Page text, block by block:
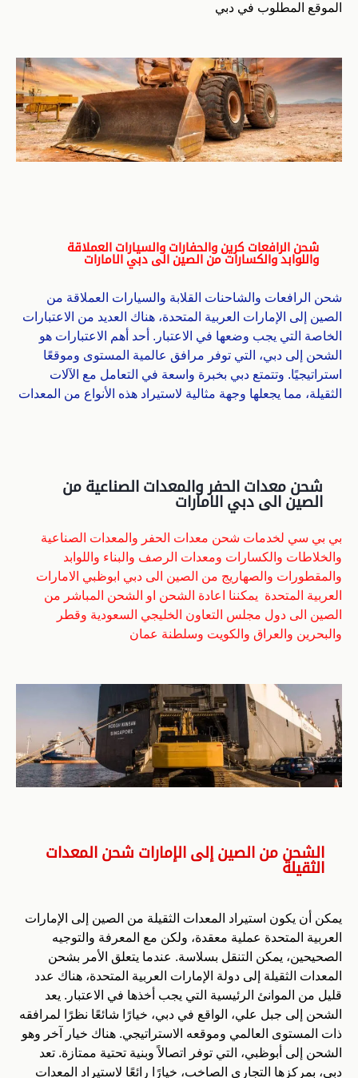
الموقع المطلوب في دبي
شحن الرافعات كرين والحفارات والسيارات العملاقة
واللوابد والكسارات من الصين الى دبي الامارات
شحن الرافعات والشاحنات القلابة والسيارات العملاقة من
الصين إلى الإمارات العربية المتحدة، هناك العديد من الاعتبارات
الخاصة التي يجب وضعها في الاعتبار. أحد أهم الاعتبارات هو
الشحن إلى دبي، التي توفر مرافق عالمية المستوى وموقعًا
استراتيجيًا. وتتمتع دبي بخبرة واسعة في التعامل مع الآلات
الثقيلة، مما يجعلها وجهة مثالية لاستيراد هذه الأنواع من المعدات
شحن معدات الحفر والمعدات الصناعية من
الصين الى دبي الامارات
بي بي سي لخدمات شحن معدات الحفر والمعدات الصناعية
والخلاطات والكسارات ومعدات الرصف والبناء واللوابد
والمقطورات والصهاريج من الصين الى دبي ابوظبي الامارات
العربية المتحدة يمكننا اعادة الشحن او الشحن المباشر من
الصين الى دول مجلس التعاون الخليجي السعودية وقطر
والبحرين والعراق والكويت وسلطنة عمان
الشحن من الصين إلى الإمارات شحن المعدات
الثقيلة
يمكن أن يكون استيراد المعدات الثقيلة من الصين إلى الإمارات
العربية المتحدة عملية معقدة، ولكن مع المعرفة والتوجيه
الصحيحين، يمكن التنقل بسلاسة. عندما يتعلق الأمر بشحن
المعدات الثقيلة إلى دولة الإمارات العربية المتحدة، هناك عدد
قليل من الموانئ الرئيسية التي يجب أخذها في الاعتبار. يعد
الشحن إلى جبل علي، الواقع في دبي، خيارًا شائعًا نظرًا لمرافقه
ذات المستوى العالمي وموقعه الاستراتيجي. هناك خيار آخر وهو
الشحن إلى أبوظبي، التي توفر اتصالاً وبنية تحتية ممتازة. تعد
دبي، بمركزها التجاري الصاخب، خيارًا رائعًا لاستيراد المعدات